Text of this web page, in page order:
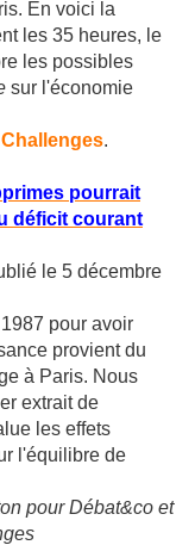
En voici la
les 35 heures, le
les possibles
sur l'économie
Challenges.
pourrait
déficit courant
le 5 décembre
pour avoir
provient du
à Paris. Nous
extrait de
les effets
l'équilibre de
pour Débat&co et